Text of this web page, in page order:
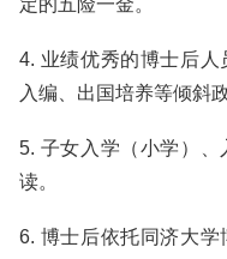
定的五险一金。
4. 业绩优秀的博士后人
入编、出国培养等倾斜政
5. 子女入学（小学）
读。
6. 博士后依托同济大